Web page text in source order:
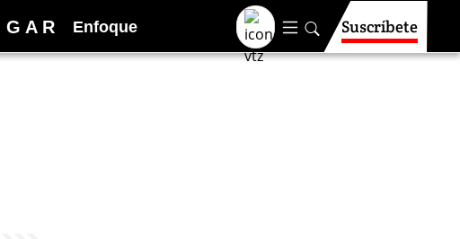
G A R Enfoque Suscríbete